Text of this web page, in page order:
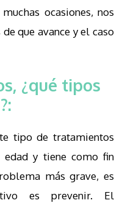
ocasiones, nos
que avance y el caso
¿qué tipos
tipo de tratamientos
edad y tiene como fin
más grave, es
es prevenir. El